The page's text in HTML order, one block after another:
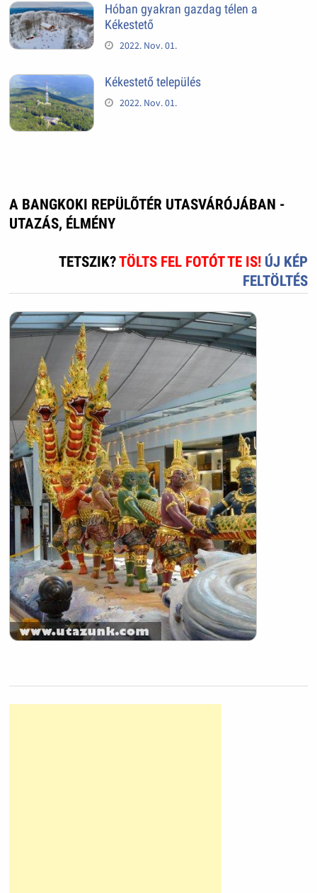
Hóban gyakran gazdag télen a
Kékestető
2022. Nov. 01.
Kékestető település
2022. Nov. 01.
A BANGKOKI REPÜLÕTÉR UTASVÁRÓJÁBAN -
UTAZÁS, ÉLMÉNY
TETSZIK?TÖLTS FEL FOTÓT TE IS! ÚJ KÉP
FELTÖLTÉS